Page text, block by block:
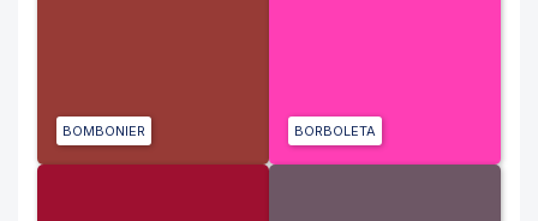
BOMBONIER BORBOLETA